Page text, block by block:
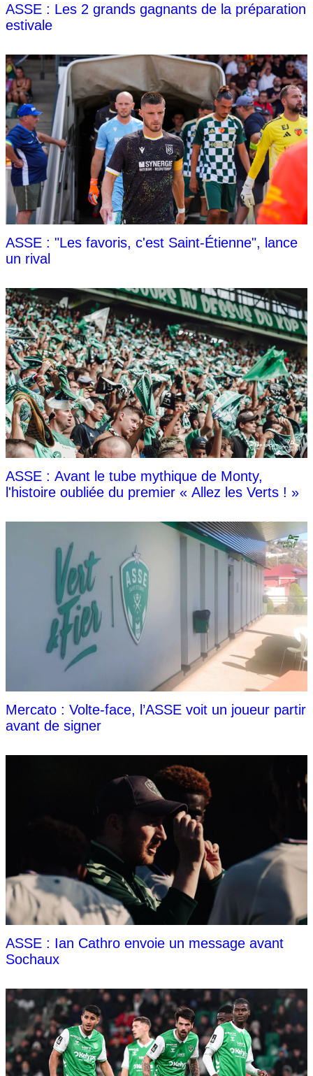
ASSE : Les 2 grands gagnants de la préparation
estivale
ASSE : "Les favoris, c'est Saint-Étienne", lance
un rival
ASSE : Avant le tube mythique de Monty,
l'histoire oubliée du premier « Allez les Verts ! »
Mercato : Volte-face, l’ASSE voit un joueur partir
avant de signer
ASSE : Ian Cathro envoie un message avant
Sochaux